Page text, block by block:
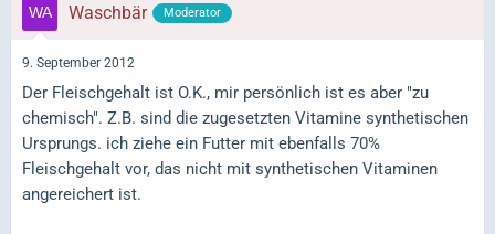
Waschbär Moderator
9. September 2012
Der Fleischgehalt ist O.K., mir persönlich ist es aber "zu
chemisch". Z.B. sind die zugesetzten Vitamine synthetischen
Ursprungs. ich ziehe ein Futter mit ebenfalls 70%
Fleischgehalt vor, das nicht mit synthetischen Vitaminen
angereichert ist.